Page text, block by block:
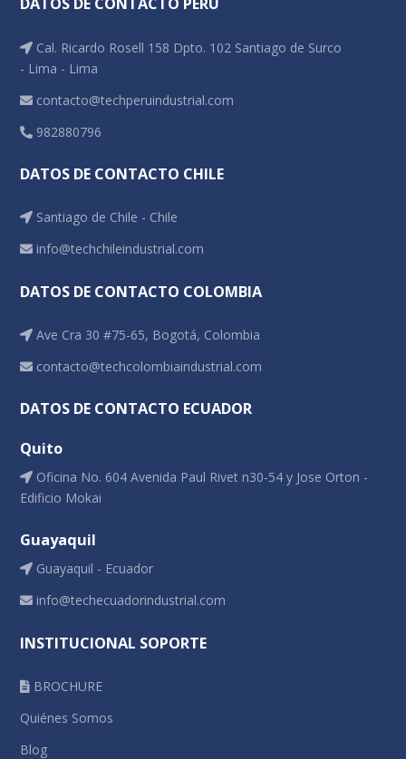
Sonómetros
Cal. Ricardo Rosell 158 Dpto. 102 Santiago de Surco
- Lima - Lima
contacto@techperuindustrial.com
982880796
DATOS DE CONTACTO CHILE
Santiago de Chile - Chile
info@techchileindustrial.com
DATOS DE CONTACTO COLOMBIA
Ave Cra 30 #75-65, Bogotá, Colombia
contacto@techcolombiaindustrial.com
DATOS DE CONTACTO ECUADOR
Quito
Oficina No. 604 Avenida Paul Rivet n30-54 y Jose Orton -
Edificio Mokai
Guayaquil
Guayaquil - Ecuador
info@techecuadorindustrial.com
INSTITUCIONAL SOPORTE
BROCHURE
Quiénes Somos
Blog